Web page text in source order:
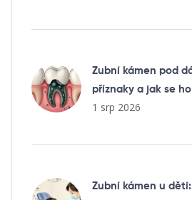
Zubní kámen pod
příznaky a jak se
1 srp 2026
Zubní kámen u